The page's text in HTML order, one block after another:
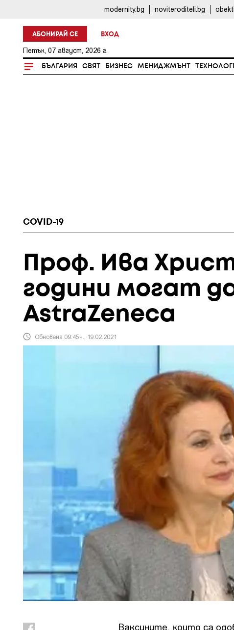
modernity.bg noviteroditeli.bg
АБОНИРАЙ СЕ ВХОД
Петък, 07 август, 2026 г.
БЪЛГАРИЯ СВЯТ БИЗНЕС МЕНИДЖМЪНТ
COVID-19
Проф. Ива
години могат
AstraZeneca
Обновена 09:45ч., 19.02.2021
Ваксините, които са